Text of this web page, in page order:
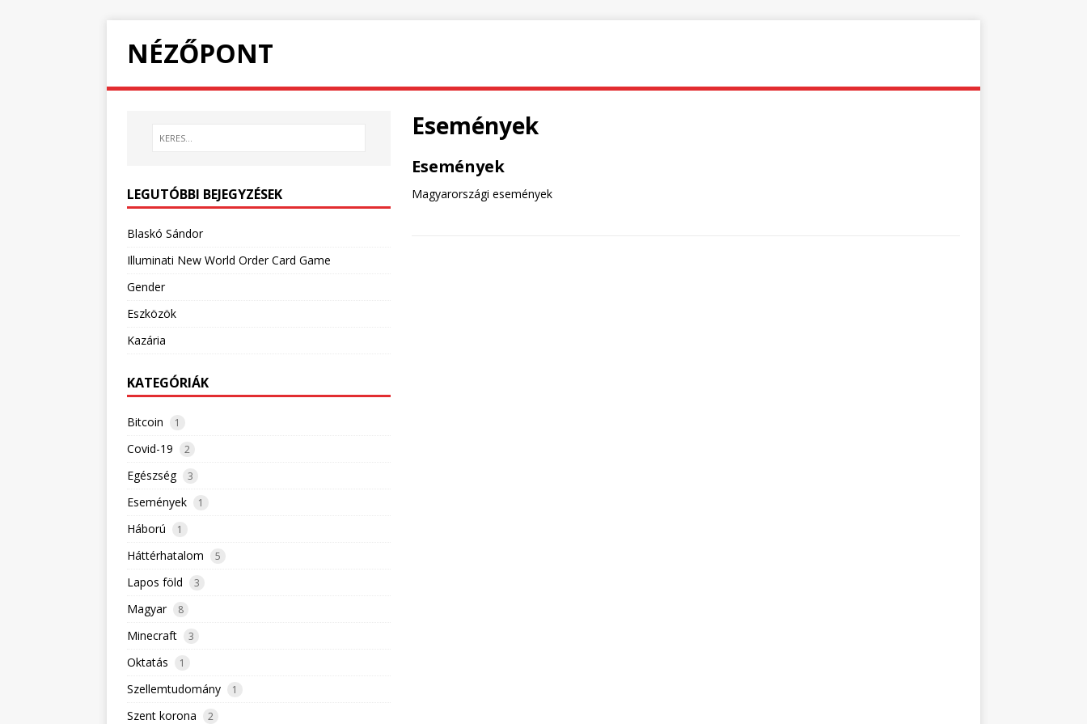
NÉZŐPONT
Események
Események
Magyarországi események
LEGUTÓBBI BEJEGYZÉSEK
Blaskó Sándor
Illuminati New World Order Card Game
Gender
Eszközök
Kazária
KATEGÓRIÁK
Bitcoin 1
Covid-19 2
Egészség 3
Események 1
Háború 1
Háttérhatalom 5
Lapos föld 3
Magyar 8
Minecraft 3
Oktatás 1
Szellemtudomány 1
Szent korona 2